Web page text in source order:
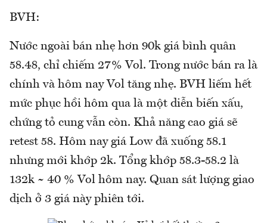
BVH:
Nước ngoài bán nhẹ hơn 90k giá bình quân
58.48, chỉ chiếm 27% Vol. Trong nước bán ra là
chính và hôm nay Vol tăng nhẹ. BVH liếm hết
mức phục hồi hôm qua là một diễn biến xấu,
chứng tỏ cung vẫn còn. Khả năng cao giá sẽ
retest 58. Hôm nay giá Low đã xuống 58.1
nhưng mới khớp 2k. Tổng khớp 58.3-58.2 là
132k ~ 40 % Vol hôm nay. Quan sát lượng giao
dịch ở 3 giá này phiên tới.